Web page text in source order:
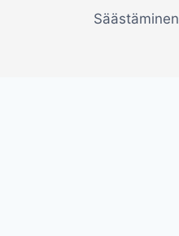
Säästäminen